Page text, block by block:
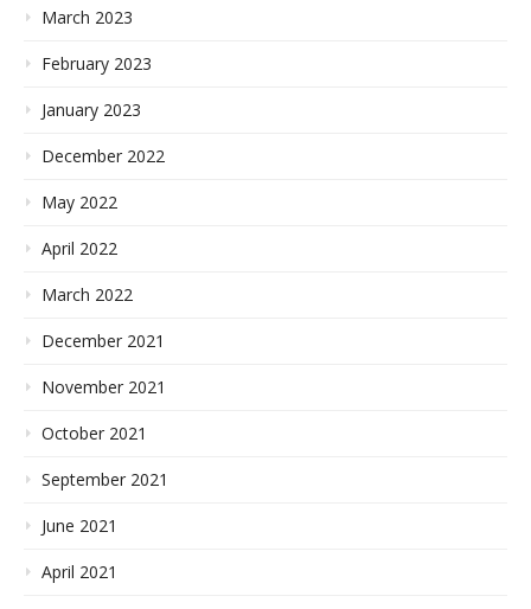
March 2023
February 2023
January 2023
December 2022
May 2022
April 2022
March 2022
December 2021
November 2021
October 2021
September 2021
June 2021
April 2021